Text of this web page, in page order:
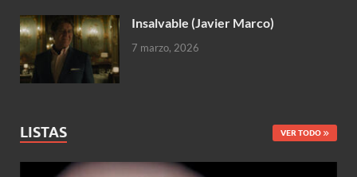
Insalvable (Javier Marco)
7 marzo, 2026
LISTAS VER TODO